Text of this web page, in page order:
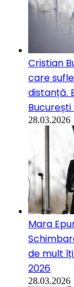
Cristian
care
distanță.
București
28.03.2026
Mara
de mult
2026
28.03.2026